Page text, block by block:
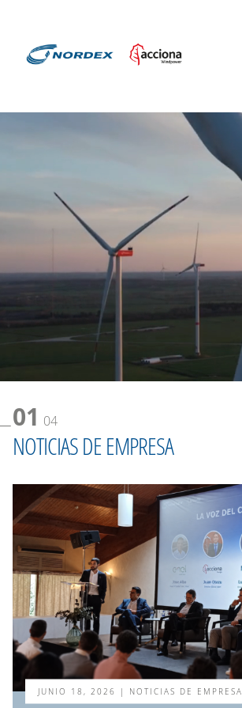
01 04
NOTICIAS DE EMPRESA
JUNIO 18, 2026 | NOTICIAS DE EMPRESA